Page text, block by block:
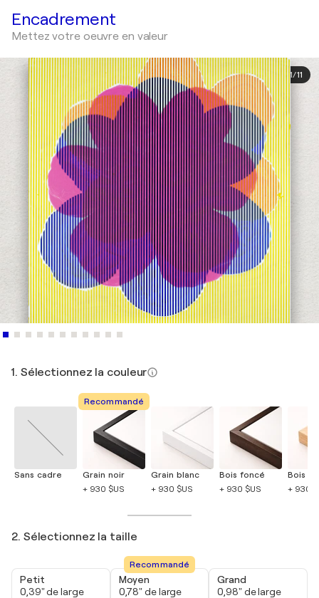
Encadrement
Mettez votre oeuvre en valeur
1/11
1. Sélectionnez la couleur
Sans cadre
Recommandé
Grain noir
+ 930 $US
Grain blanc
+ 930 $US
Bois foncé
+ 930 $US
Bois
+ 930
2. Sélectionnez la taille
Petit
0,39" de large
Recommandé
Moyen
0,78" de large
Grand
0,98" de large